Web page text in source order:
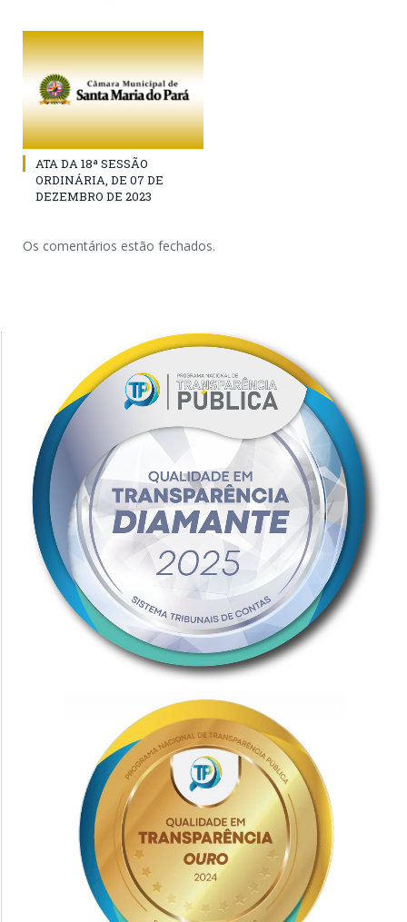
ATA DA 18ª SESSÃO
ORDINÁRIA, DE 07 DE
DEZEMBRO DE 2023
Os comentários estão fechados.